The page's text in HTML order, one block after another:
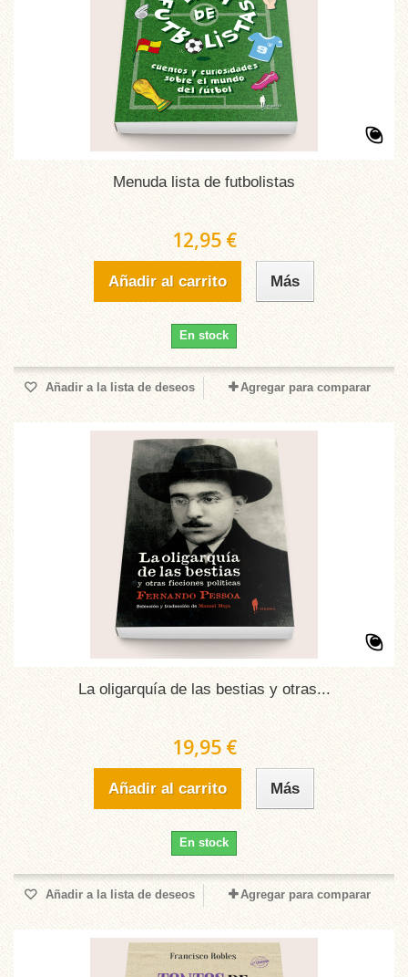
Menuda lista de futbolistas
12,95 €
Añadir al carrito Más
En stock
Añadir a la lista de deseos Agregar para comparar
La oligarquía de las bestias y otras...
19,95 €
Añadir al carrito Más
En stock
Añadir a la lista de deseos Agregar para comparar